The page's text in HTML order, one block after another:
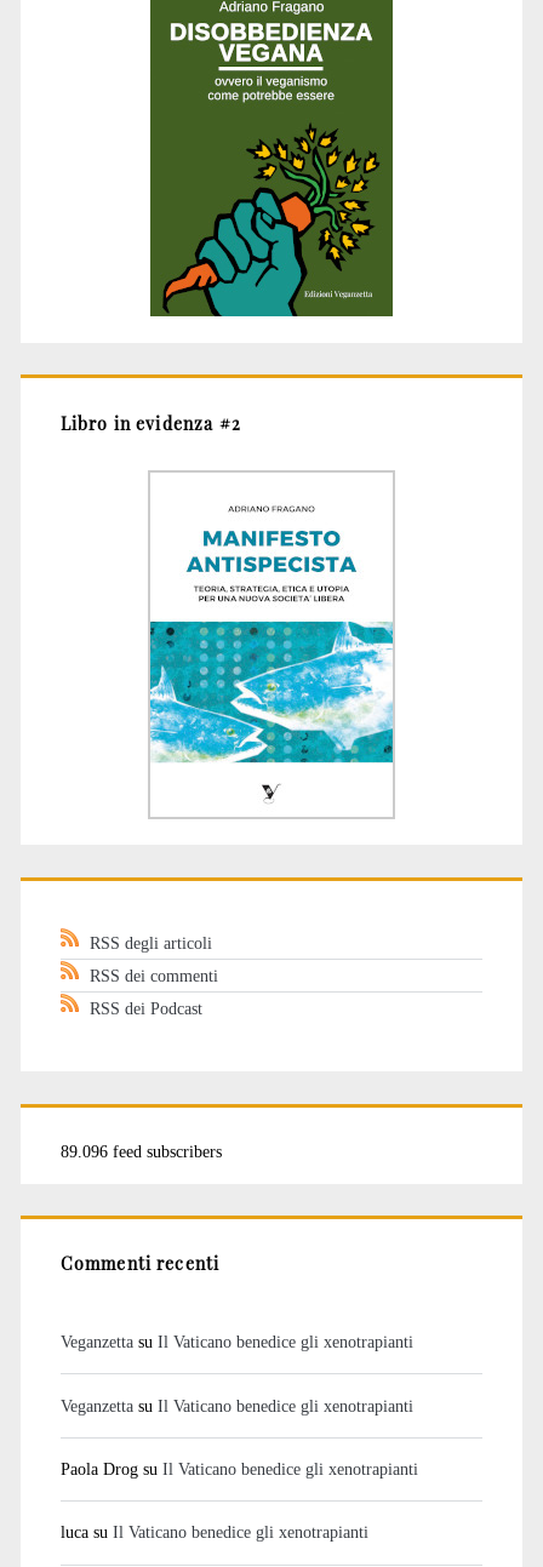
Libro in evidenza #2
RSS degli articoli
RSS dei commenti
RSS dei Podcast
89.096 feed subscribers
Commenti recenti
Veganzettasu Il Vaticano benedice gli xenotrapianti
Veganzettasu Il Vaticano benedice gli xenotrapianti
Paola Drogsu Il Vaticano benedice gli xenotrapianti
lucasu Il Vaticano benedice gli xenotrapianti